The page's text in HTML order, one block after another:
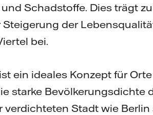
Schadstoffe. Dies trägt
der
bei.
ein ideales Konzept für
starke Bevölkerungsdichte
Stadt wie